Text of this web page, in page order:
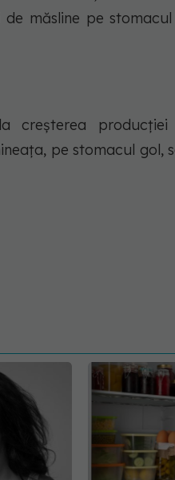
măsline pe
creșterea
pe stomacul gol,